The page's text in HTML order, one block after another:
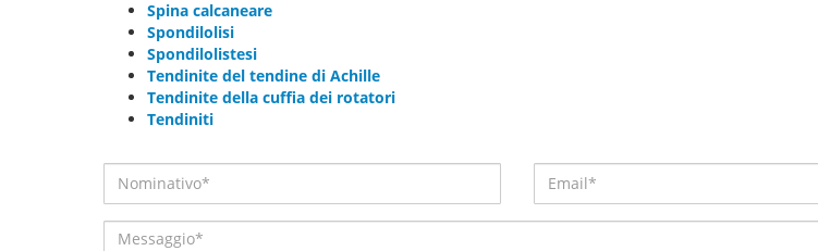
Spina calcaneare
Spondilolisi
Spondilolistesi
Tendinite del tendine di Achille
Tendinite della cuffia dei rotatori
Tendiniti